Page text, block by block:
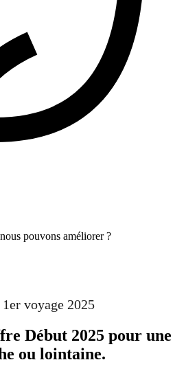
pouvons améliorer ?
voyage 2025
Début 2025 pour une
ou lointaine.